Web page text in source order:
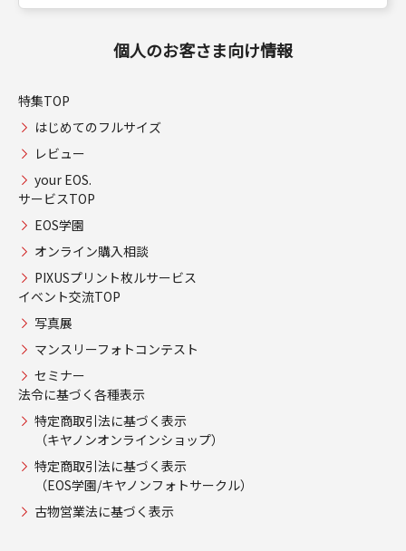
個人のお客さま向け情報
特集TOP
はじめてのフルサイズ
レビュー
your EOS.
サービスTOP
EOS学園
オンライン購入相談
PIXUSプリント枚ルサービス
イベント交流TOP
写真展
マンスリーフォトコンテスト
セミナー
法令に基づく各種表示
特定商取引法に基づく表示
（キヤノンオンラインショップ）
特定商取引法に基づく表示
（EOS学園/キヤノンフォトサークル）
古物営業法に基づく表示